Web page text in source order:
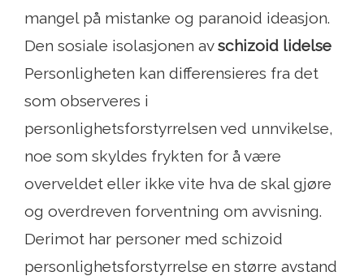
mangel på mistanke og paranoid ideasjon.
Den sosiale isolasjonen avschizoid lidelse
Personligheten kan differensieres fra det
som observeres i
personlighetsforstyrrelsen ved unnvikelse,
noe som skyldes frykten for å være
overveldet eller ikke vite hva de skal gjøre
og overdreven forventning om avvisning.
Derimot har personer med schizoid
personlighetsforstyrrelse en større avstand